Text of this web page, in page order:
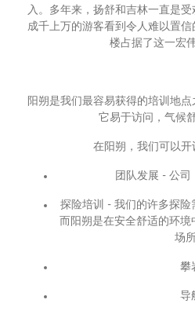
入。多年来，扬舒和吉林一直是
成千上万的游客看到令人难以置
楼占据了这一宏
阳朔是我们最容易获得的培训地
它易于访问，气候
在阳朔，我们可以开
团队发展 - 公司
探险培训 - 我们的许多探险
而阳朔是在安全舒适的环境
场所
攀
导